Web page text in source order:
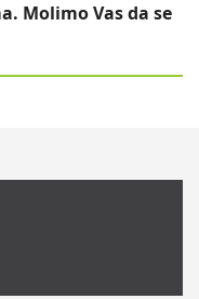
Molimo Vas da se